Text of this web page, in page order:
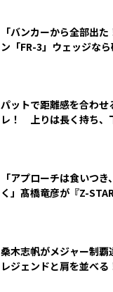
「バンカーから全部出
ン「FR-3」ウェッジな
パットで距離感を合わせ
レ！ 上りは長く持ち、
「アプローチは食いつ
く」髙橋竜彦が『Z-
桑木志帆がメジャー制覇
レジェンドと肩を並べる